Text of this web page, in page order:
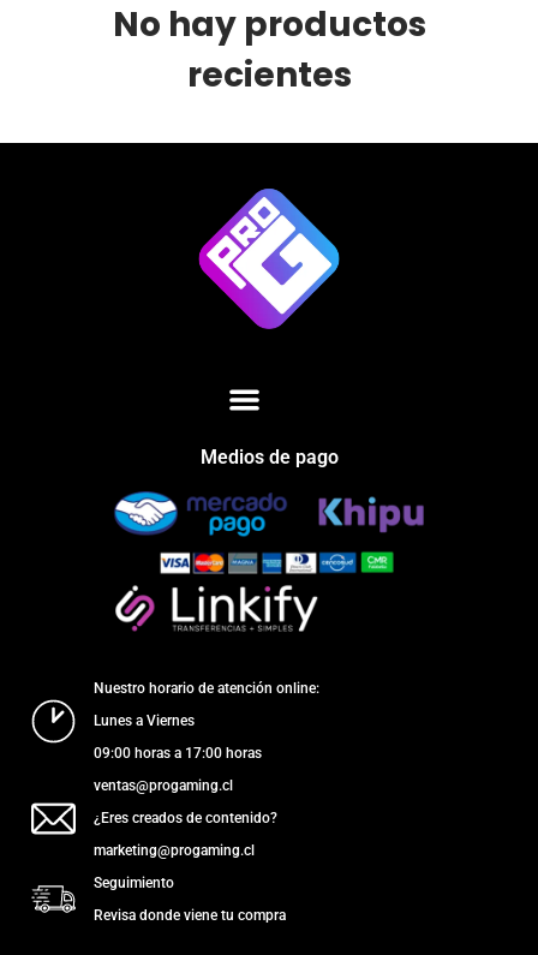
No hay productos
recientes
Medios de pago
Nuestro horario de atención online:
Lunes a Viernes
09:00 horas a 17:00 horas
ventas@progaming.cl
¿Eres creados de contenido?
marketing@progaming.cl
Seguimiento
Revisa donde viene tu compra